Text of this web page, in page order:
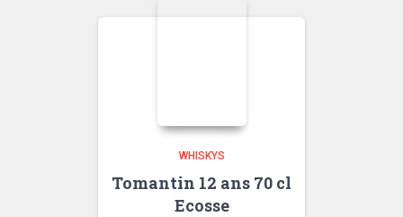
WHISKYS
Tomantin 12 ans 70 cl
Ecosse